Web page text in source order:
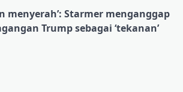
menyerah’: Starmer menganggap
Trump sebagai ‘tekanan’